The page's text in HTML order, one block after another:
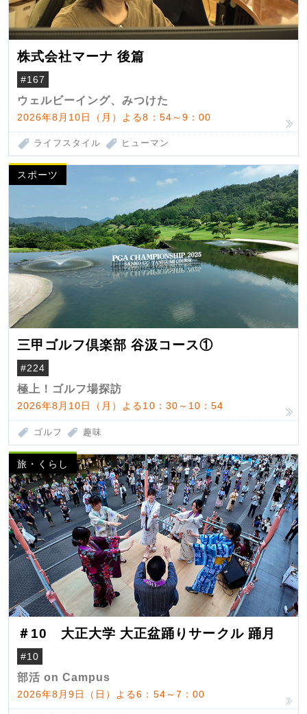
株式会社マーナ 後篇
#167
ウェルビーイング、みつけた
2026年8月10日（月）よる8：54～9：00
ライフスタイル ヒューマン
スポーツ
三甲ゴルフ倶楽部 谷汲コース①
#224
極上！ゴルフ場探訪
2026年8月10日（月）よる10：30～10：54
ゴルフ 趣味
旅・くらし
＃10 大正大学 大正盆踊りサークル 踊月
#10
部活 on Campus
2026年8月9日（日）よる6：54～7：00